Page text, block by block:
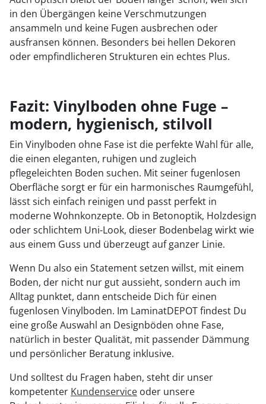
in den Übergängen keine Verschmutzungen
ansammeln und keine Fugen ausbrechen oder
ausfransen können. Besonders bei hellen Dekoren
oder empfindlicheren Strukturen ein echtes Plus.
Fazit: Vinylboden ohne Fuge –
modern, hygienisch, stilvoll
Ein Vinylboden ohne Fase ist die perfekte Wahl für alle,
die einen eleganten, ruhigen und zugleich
pflegeleichten Boden suchen. Mit seiner fugenlosen
Oberfläche sorgt er für ein harmonisches Raumgefühl,
lässt sich einfach reinigen und passt perfekt in
moderne Wohnkonzepte. Ob in Betonoptik, Holzdesign
oder schlichtem Uni-Look, dieser Bodenbelag wirkt wie
aus einem Guss und überzeugt auf ganzer Linie.
Wenn Du also ein Statement setzen willst, mit einem
Boden, der nicht nur gut aussieht, sondern auch im
Alltag punktet, dann entscheide Dich für einen
fugenlosen Vinylboden. Im LaminatDEPOT findest Du
eine große Auswahl an Designböden ohne Fase,
natürlich in bester Qualität, mit passender Dämmung
und persönlicher Beratung inklusive.
Und solltest du Fragen haben, steht dir unser
kompetenter Kundenservice oder unsere